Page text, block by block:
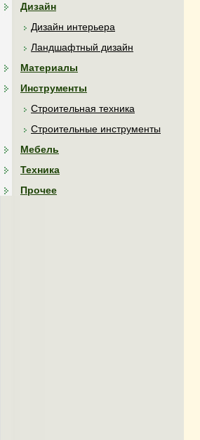
Дизайн
Дизайн интерьера
Ландшафтный дизайн
Материалы
Инструменты
Строительная техника
Строительные инструменты
Мебель
Техника
Прочее